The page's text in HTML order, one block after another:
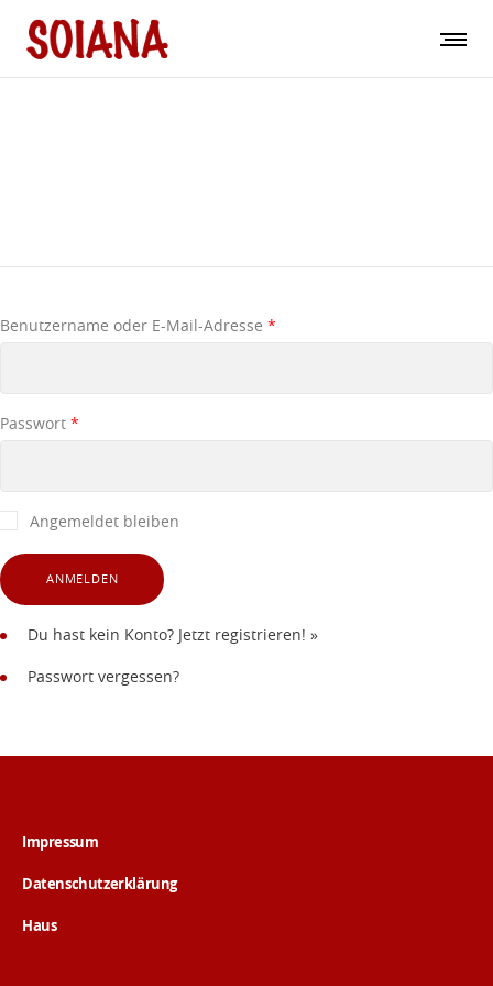
Benutzername oder E-Mail-Adresse *
Passwort *
Angemeldet bleiben
Du hast kein Konto? Jetzt registrieren! »
Passwort vergessen?
Impressum
Datenschutzerklärung
Haus